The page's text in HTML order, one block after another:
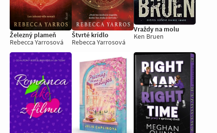
Železný plameň
Rebecca Yarrosová
Štvrté krídlo
Rebecca Yarrosová
Vraždy na molu
Ken Bruen